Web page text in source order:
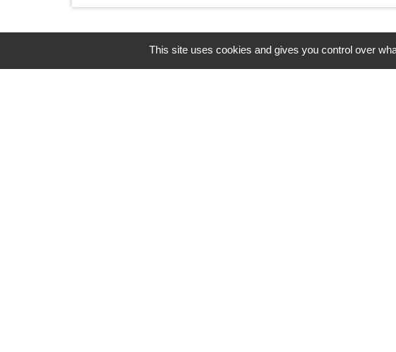
This site uses cookies and gives you control over